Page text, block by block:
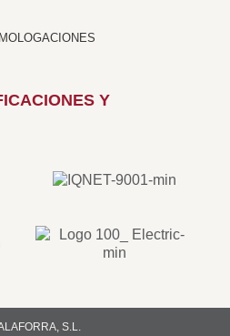
Y
S.L.